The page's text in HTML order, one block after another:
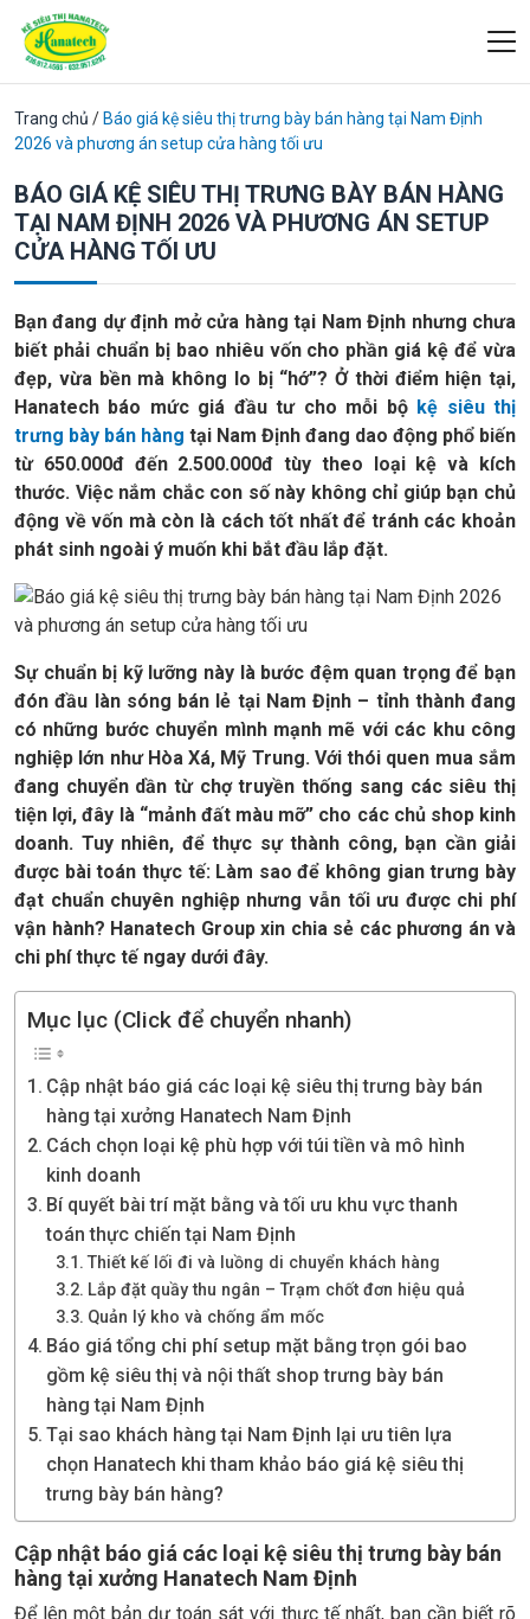
Trang chủ / Báo giá kệ siêu thị trưng bày bán hàng tại Nam Định
2026 và phương án setup cửa hàng tối ưu
BÁO GIÁ KỆ SIÊU THỊ TRƯNG BÀY BÁN HÀNG
TẠI NAM ĐỊNH 2026 VÀ PHƯƠNG ÁN SETUP
CỬA HÀNG TỐI ƯU
Bạn đang dự định mở cửa hàng tại Nam Định nhưng chưa
biết phải chuẩn bị bao nhiêu vốn cho phần giá kệ để vừa
đẹp, vừa bền mà không lo bị “hớ”? Ở thời điểm hiện tại,
Hanatech báo mức giá đầu tư cho mỗi bộ kệ siêu thị
trưng bày bán hàng tại Nam Định đang dao động phổ biến
từ 650.000đ đến 2.500.000đ tùy theo loại kệ và kích
thước. Việc nắm chắc con số này không chỉ giúp bạn chủ
động về vốn mà còn là cách tốt nhất để tránh các khoản
phát sinh ngoài ý muốn khi bắt đầu lắp đặt.
Sự chuẩn bị kỹ lưỡng này là bước đệm quan trọng để bạn
đón đầu làn sóng bán lẻ tại Nam Định – tỉnh thành đang
có những bước chuyển mình mạnh mẽ với các khu công
nghiệp lớn như Hòa Xá, Mỹ Trung. Với thói quen mua sắm
đang chuyển dần từ chợ truyền thống sang các siêu thị
tiện lợi, đây là “mảnh đất màu mỡ” cho các chủ shop kinh
doanh. Tuy nhiên, để thực sự thành công, bạn cần giải
được bài toán thực tế: Làm sao để không gian trưng bày
đạt chuẩn chuyên nghiệp nhưng vẫn tối ưu được chi phí
vận hành? Hanatech Group xin chia sẻ các phương án và
chi phí thực tế ngay dưới đây.
Mục lục (Click để chuyển nhanh)
Cập nhật báo giá các loại kệ siêu thị trưng bày bán
hàng tại xưởng Hanatech Nam Định
Cách chọn loại kệ phù hợp với túi tiền và mô hình
kinh doanh
Bí quyết bài trí mặt bằng và tối ưu khu vực thanh
toán thực chiến tại Nam Định
Thiết kế lối đi và luồng di chuyển khách hàng
Lắp đặt quầy thu ngân – Trạm chốt đơn hiệu quả
Quản lý kho và chống ẩm mốc
Báo giá tổng chi phí setup mặt bằng trọn gói bao
gồm kệ siêu thị và nội thất shop trưng bày bán
hàng tại Nam Định
Tại sao khách hàng tại Nam Định lại ưu tiên lựa
chọn Hanatech khi tham khảo báo giá kệ siêu thị
trưng bày bán hàng?
Cập nhật báo giá các loại kệ siêu thị trưng bày bán
hàng tại xưởng Hanatech Nam Định
Để lên một bản dự toán sát với thực tế nhất, bạn cần biết rõ